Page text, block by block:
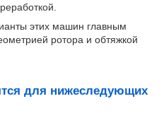
этих машин главным
ротора и обтяжкой
для нижеследующих